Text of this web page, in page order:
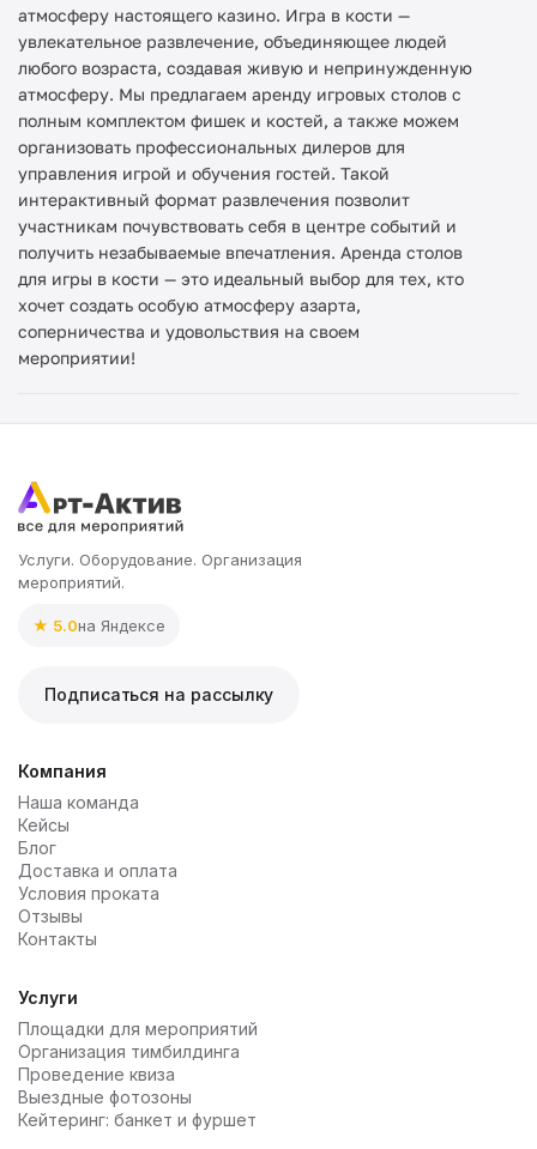
атмосферу настоящего казино. Игра в кости —
увлекательное развлечение, объединяющее людей
любого возраста, создавая живую и непринужденную
атмосферу. Мы предлагаем аренду игровых столов с
полным комплектом фишек и костей, а также можем
организовать профессиональных дилеров для
управления игрой и обучения гостей. Такой
интерактивный формат развлечения позволит
участникам почувствовать себя в центре событий и
получить незабываемые впечатления. Аренда столов
для игры в кости — это идеальный выбор для тех, кто
хочет создать особую атмосферу азарта,
соперничества и удовольствия на своем
мероприятии!
Услуги. Оборудование. Организация
мероприятий.
★ 5.0на Яндексе
Подписаться на рассылку
Компания
Наша команда
Кейсы
Блог
Доставка и оплата
Условия проката
Отзывы
Контакты
Услуги
Площадки для мероприятий
Организация тимбилдинга
Проведение квиза
Выездные фотозоны
Кейтеринг: банкет и фуршет